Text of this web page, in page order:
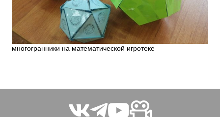
многогранники на математической игротеке